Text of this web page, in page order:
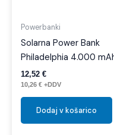
Powerbanki
Solarna Power Bank
Philadelphia 4.000
12,52 €
10,26 € +DDV
Dodaj v košarico